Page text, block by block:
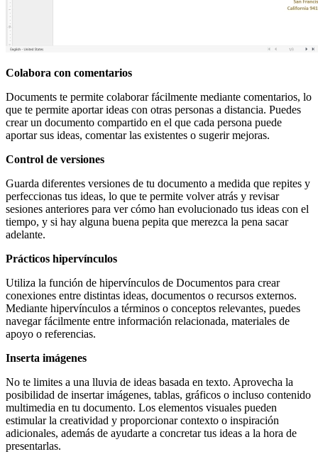
Colabora con comentarios
Documents te permite colaborar fácilmente mediante comentarios, lo
que te permite aportar ideas con otras personas a distancia. Puedes
crear un documento compartido en el que cada persona puede
aportar sus ideas, comentar las existentes o sugerir mejoras.
Control de versiones
Guarda diferentes versiones de tu documento a medida que repites y
perfeccionas tus ideas, lo que te permite volver atrás y revisar
sesiones anteriores para ver cómo han evolucionado tus ideas con el
tiempo, y si hay alguna buena pepita que merezca la pena sacar
adelante.
Prácticos hipervínculos
Utiliza la función de hipervínculos de Documentos para crear
conexiones entre distintas ideas, documentos o recursos externos.
Mediante hipervínculos a términos o conceptos relevantes, puedes
navegar fácilmente entre información relacionada, materiales de
apoyo o referencias.
Inserta imágenes
No te limites a una lluvia de ideas basada en texto. Aprovecha la
posibilidad de insertar imágenes, tablas, gráficos o incluso contenido
multimedia en tu documento. Los elementos visuales pueden
estimular la creatividad y proporcionar contexto o inspiración
adicionales, además de ayudarte a concretar tus ideas a la hora de
presentarlas.